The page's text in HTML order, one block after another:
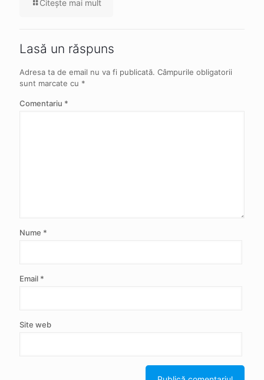
Citeşte mai mult
Lasă un răspuns
Adresa ta de email nu va fi publicată. Câmpurile obligatorii
sunt marcate cu *
Comentariu *
Nume *
Email *
Site web